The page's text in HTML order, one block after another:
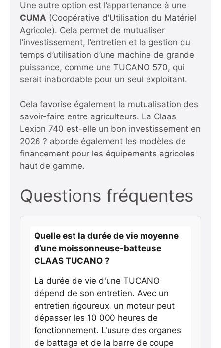
Une autre option est l’appartenance à une
CUMA (Coopérative d'Utilisation du Matériel
Agricole). Cela permet de mutualiser
l’investissement, l’entretien et la gestion du
temps d’utilisation d’une machine de grande
puissance, comme une TUCANO 570, qui
serait inabordable pour un seul exploitant.
Cela favorise également la mutualisation des
savoir-faire entre agriculteurs. La Claas
Lexion 740 est-elle un bon investissement en
2026 ? aborde également les modèles de
financement pour les équipements agricoles
haut de gamme.
Questions fréquentes
Quelle est la durée de vie moyenne
d’une moissonneuse-batteuse
CLAAS TUCANO ?
La durée de vie d'une TUCANO
dépend de son entretien. Avec un
entretien rigoureux, un moteur peut
dépasser les 10 000 heures de
fonctionnement. L'usure des organes
de battage et de la barre de coupe